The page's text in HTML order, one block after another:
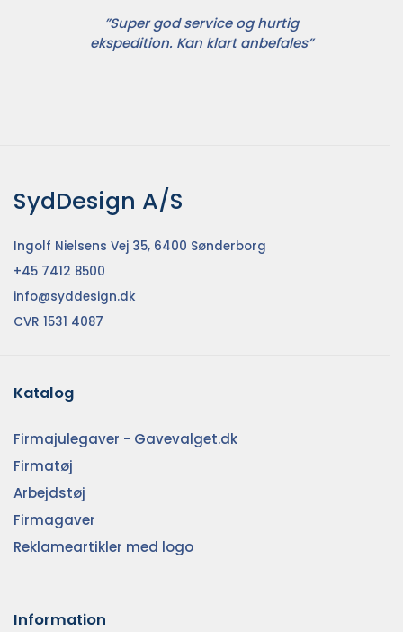
”Super god service og hurtig
ekspedition. Kan klart anbefales”
SydDesign A/S
Ingolf Nielsens Vej 35, 6400 Sønderborg
+45 7412 8500
info@syddesign.dk
CVR 1531 4087
Katalog
Firmajulegaver - Gavevalget.dk
Firmatøj
Arbejdstøj
Firmagaver
Reklameartikler med logo
Information